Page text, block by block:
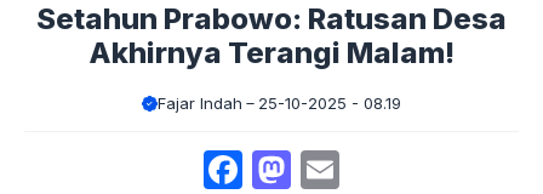
Setahun Prabowo: Ratusan Desa
Akhirnya Terangi Malam!
Fajar Indah 25-10-2025 - 08.19
Facebook
Mastodon